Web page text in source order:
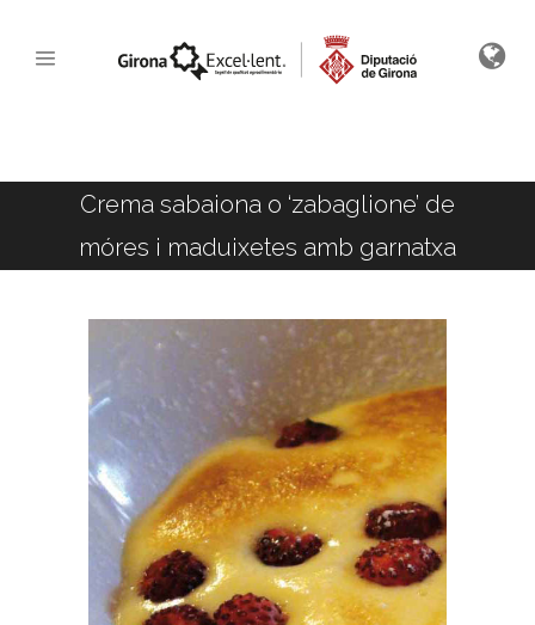
Crema sabaiona o ‘zabaglione’ de
móres i maduixetes amb garnatxa